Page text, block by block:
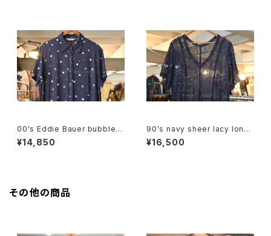
00's Eddie Bauer bubble d
ot rayon shirt maxi Dress
¥14,850
90's navy sheer lacy long
Dress
¥16,500
その他の商品